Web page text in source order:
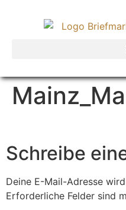
Schreibe
Deine E-Mail-Adresse
Erforderliche Felder sind